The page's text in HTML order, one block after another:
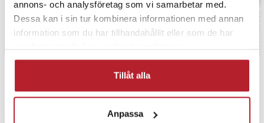
annons- och analysföretag som vi samarbetar med.
Dessa kan i sin tur kombinera informationen med annan
information som du har tillhandahållit eller som de har
Tillåt alla
Anpassa
PRISGARANTI
UTFÖRSÄLJNING